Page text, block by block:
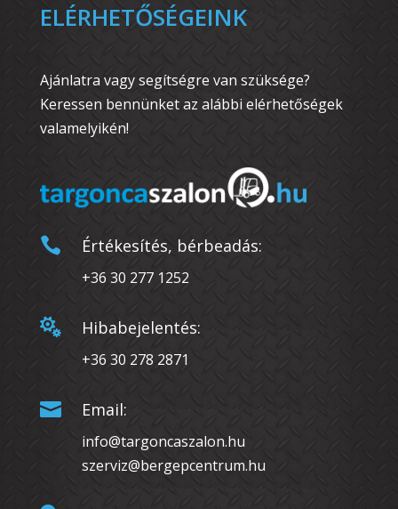
ELÉRHETŐSÉGEINK
Ajánlatra vagy segítségre van szüksége?
Keressen bennünket az alábbi elérhetőségek
valamelyikén!
 Értékesítés, bérbeadás:
+36 30 277 1252
 Hibabejelentés:
+36 30 278 2871
 Email:
info@targoncaszalon.hu
szerviz@bergepcentrum.hu